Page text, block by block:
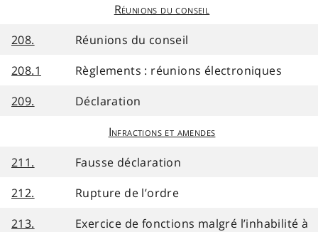
Réunions du conseil
208.
Réunions du conseil
208.1
Règlements : réunions électroniques
209.
Déclaration
Infractions et amendes
211.
Fausse déclaration
212.
Rupture de l’ordre
213.
Exercice de fonctions malgré l’inhabilité à